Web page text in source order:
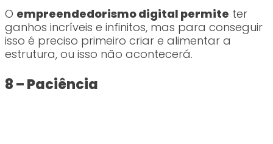
O empreendedorismo digital permite ter
ganhos incríveis e infinitos, mas para conseguir
isso é preciso primeiro criar e alimentar a
estrutura, ou isso não acontecerá.
8 – Paciência